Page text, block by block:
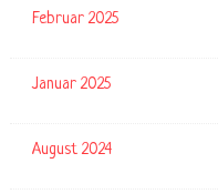
Februar 2025
Januar 2025
August 2024